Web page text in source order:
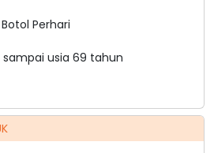
Perhari
sampai usia 69 tahun